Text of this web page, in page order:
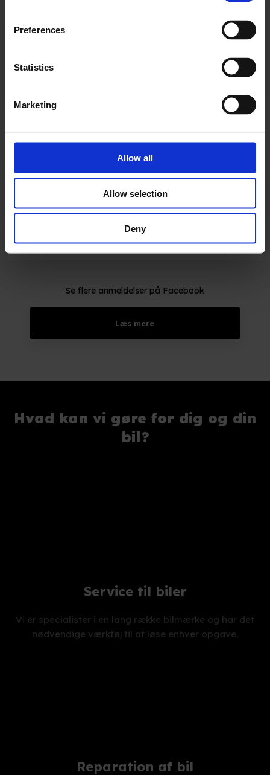
Preferences
Statistics
Marketing
Allow all
Allow selection
Deny
Super autoværksted, god service, er kommet der i
snart 15 år
"Behandlet fantastisk"
11 biler købt/solgt og serviceret - gennem ca. 35 år
Se flere anmeldelser på Facebook​
Læs mere​
Hvad kan vi gøre for dig og din
bil?
Service til biler
Vi er specialister i en lang række bilmærke og har det
nødvendige værktøj til at løse enhver opgave.
Reparation af bil